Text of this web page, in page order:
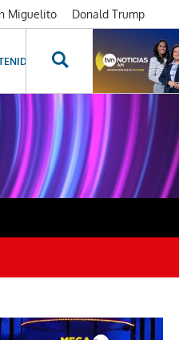
Miguelito
Donald Trump
ESPECIALES NOVELAS